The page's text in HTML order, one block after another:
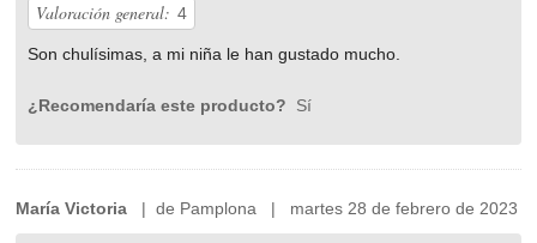
Valoración general: 4
Son chulísimas, a mi niña le han gustado mucho.
¿Recomendaría este producto? Sí
María Victoria | de Pamplona | martes 28 de febrero de 2023